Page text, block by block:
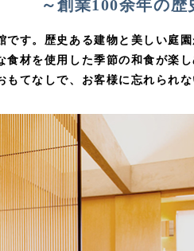
～創業100余年の歴
す。歴史ある建物と美しい庭
食材を使用した季節の和食が楽
てなしで、お客様に忘れられな